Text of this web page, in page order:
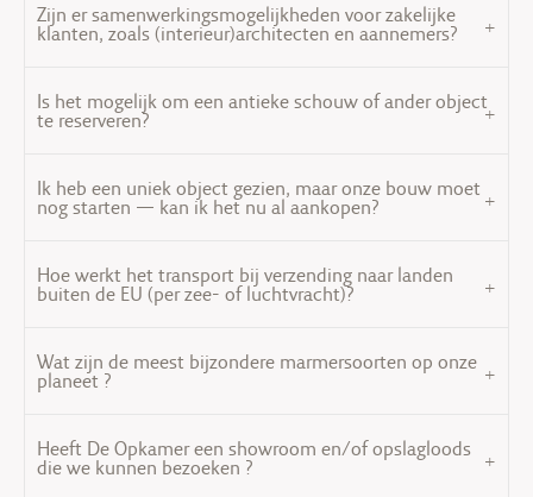
Zijn er samenwerkingsmogelijkheden voor zakelijke
klanten, zoals (interieur)architecten en aannemers?
Is het mogelijk om een antieke schouw of ander object
te reserveren?
Ik heb een uniek object gezien, maar onze bouw moet
nog starten — kan ik het nu al aankopen?
Hoe werkt het transport bij verzending naar landen
buiten de EU (per zee- of luchtvracht)?
Wat zijn de meest bijzondere marmersoorten op onze
planeet ?
Heeft De Opkamer een showroom en/of opslagloods
die we kunnen bezoeken ?